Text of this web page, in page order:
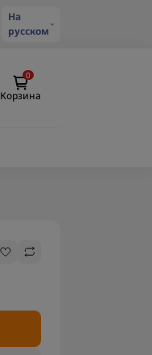
На
русском
0
Корзина